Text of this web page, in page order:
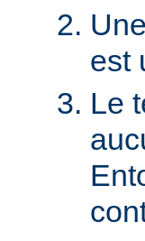
est
Le